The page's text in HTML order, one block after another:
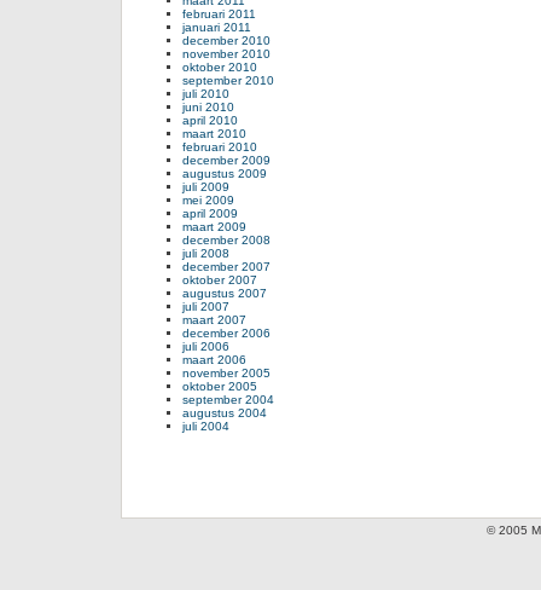
februari 2011
januari 2011
december 2010
november 2010
oktober 2010
september 2010
juli 2010
juni 2010
april 2010
maart 2010
februari 2010
december 2009
augustus 2009
juli 2009
mei 2009
april 2009
maart 2009
december 2008
juli 2008
december 2007
oktober 2007
augustus 2007
juli 2007
maart 2007
december 2006
juli 2006
maart 2006
november 2005
oktober 2005
september 2004
augustus 2004
juli 2004
© 2005